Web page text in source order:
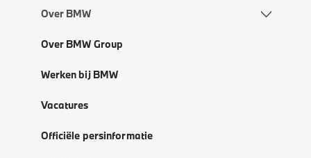
Over BMW
Over BMW Group
Werken bij BMW
Vacatures
Officiële persinformatie